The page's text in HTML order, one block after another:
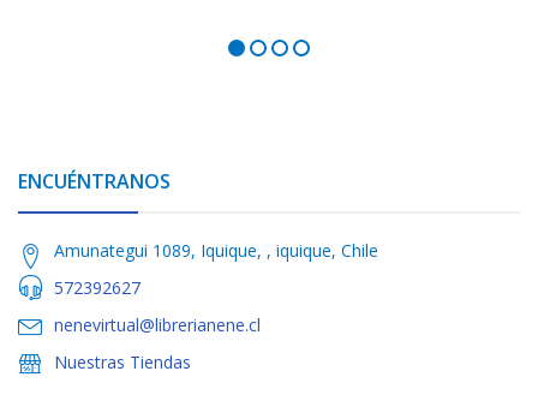
ENCUÉNTRANOS
Amunategui 1089, Iquique, , iquique, Chile
572392627
nenevirtual@librerianene.cl
Nuestras Tiendas